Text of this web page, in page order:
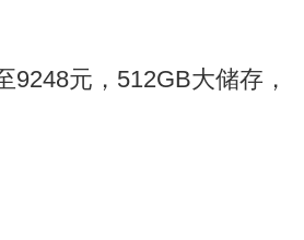
9248元，512GB大储存，